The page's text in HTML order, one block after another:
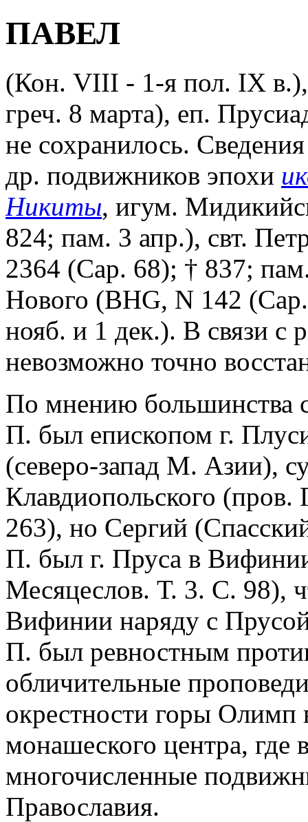
ПАВЕЛ
(Кон. VIII - 1-я пол. IX
греч. 8 марта), еп.
не сохранилось.
др. подвижников эпохи
Никиты, игум.
824; пам. 3 апр.), свт.
2364 (Cap. 68); † 837;
Нового (BHG, N 142
нояб. и 1 дек.). В связи с
невозможно точно
По мнению большинства
П. был епископом г.
(северо-запад М. Азии),
Клавдиопольского (пров.
263), но Сергий
П. был г. Пруса в
Месяцеслов. Т. 3. С. 98),
Вифинии наряду с
П. был ревностным
обличительные
окрестности горы
монашеского центра, где
многочисленные
Православия.